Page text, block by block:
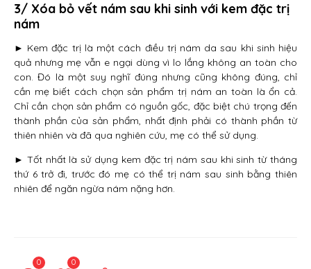
3/ Xóa bỏ vết nám sau khi sinh với kem đặc trị
nám
► Kem đặc trị là một cách điều trị nám da sau khi sinh hiệu
quả nhưng mẹ vẫn e ngại dùng vì lo lắng không an toàn cho
con. Đó là một suy nghĩ đúng nhưng cũng không đúng, chỉ
cần mẹ biết cách chọn sản phẩm trị nám an toàn là ổn cả.
Chỉ cần chọn sản phẩm có nguồn gốc, đặc biệt chú trọng đến
thành phần của sản phẩm, nhất định phải có thành phần từ
thiên nhiên và đã qua nghiên cứu, mẹ có thể sử dụng.
► Tốt nhất là sử dụng kem đặc trị nám sau khi sinh từ tháng
thứ 6 trở đi, trước đó mẹ có thể trị nám sau sinh bằng thiên
nhiên để ngăn ngừa nám nặng hơn.
0 0